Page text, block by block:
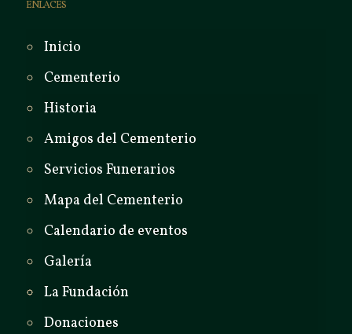
ENLACES
Inicio
Cementerio
Historia
Amigos del Cementerio
Servicios Funerarios
Mapa del Cementerio
Calendario de eventos
Galería
La Fundación
Donaciones